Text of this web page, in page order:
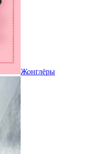
Жонглёры